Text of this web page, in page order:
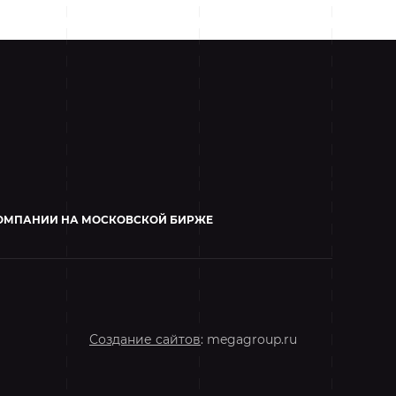
НА МОСКОВСКОЙ БИРЖЕ
Создание сайтов: megagroup.ru